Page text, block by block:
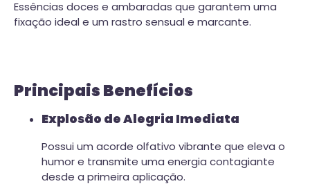
Essências doces e ambaradas que garantem uma
fixação ideal e um rastro sensual e marcante.
Principais Benefícios
Explosão de Alegria Imediata
Possui um acorde olfativo vibrante que eleva o
humor e transmite uma energia contagiante
desde a primeira aplicação.